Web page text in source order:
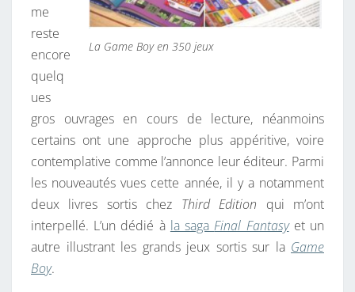
La Game Boy en 350 jeux
me
reste
encore
quelq
ues
gros ouvrages en cours de lecture, néanmoins
certains ont une approche plus appéritive, voire
contemplative comme l’annonce leur éditeur. Parmi
les nouveautés vues cette année, il y a notamment
deux livres sortis chez Third Edition qui m’ont
interpellé. L’un dédié à la sagaFinal Fantasyet un
autre illustrant les grands jeux sortis sur la Game
Boy.